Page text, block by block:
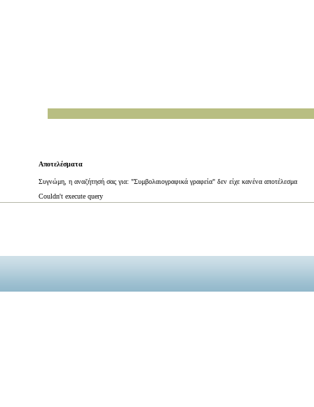
Αποτελέσματα
Συγνώμη, η αναζήτησή σας για: "Συμβολαιογραφικά γραφεία" δεν είχε κανένα αποτέλεσμα
Couldn't execute query